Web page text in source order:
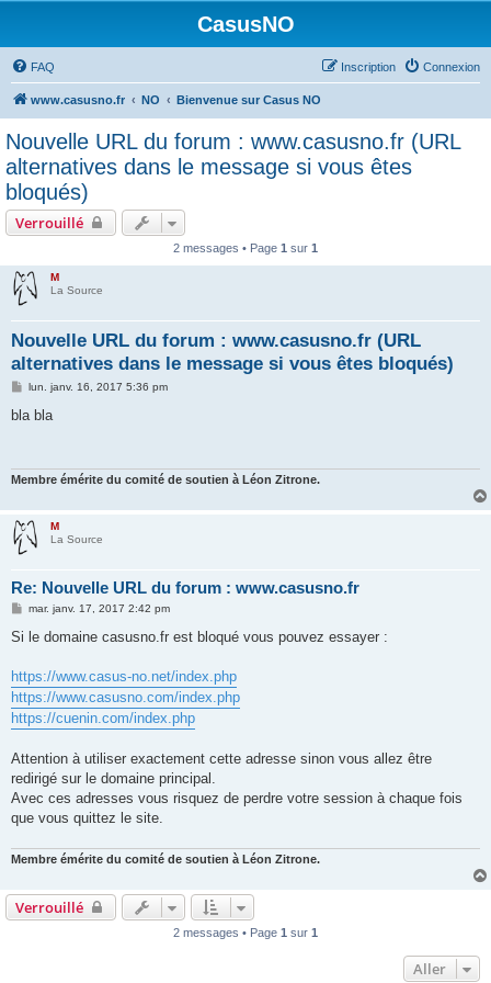
CasusNO
FAQ Connexion
Inscription
www.casusno.fr NO Bienvenue sur Casus NO
Nouvelle URL du forum : www.casusno.fr (URL
alternatives dans le message si vous êtes
bloqués)
Verrouillé
2 messages • Page 1 sur 1
M
La Source
Nouvelle URL du forum : www.casusno.fr (URL
alternatives dans le message si vous êtes bloqués)
M
s
lun. janv. 16, 2017 5:36 pm
bla bla
Membre émérite du comité de soutien à Léon Zitrone.
M
La Source
Re: Nouvelle URL du forum : www.casusno.fr
M
s
g
e
mar. janv. 17, 2017 2:42 pm
Si le domaine casusno.fr est bloqué vous pouvez essayer :
https://www.casus-no.net/index.php
https://www.casusno.com/index.php
https://cuenin.com/index.php
Attention à utiliser exactement cette adresse sinon vous allez être
redirigé sur le domaine principal.
Avec ces adresses vous risquez de perdre votre session à chaque fois
que vous quittez le site.
Membre émérite du comité de soutien à Léon Zitrone.
Verrouillé
2 messages • Page 1 sur 1
Aller